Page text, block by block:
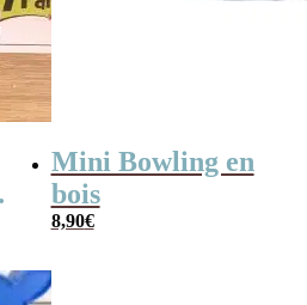
Mini Bowling en
bois
8,90€